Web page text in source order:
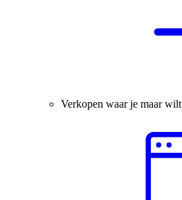
Verkopen waar je maar wilt